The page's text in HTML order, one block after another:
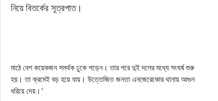
নিয়ে বিতর্কের সূত্রপাত।
মাঠে বেশ কয়েকজন সমর্থক ঢুকে পড়েন। তার পরে দুই দলের মধ্যে সংঘর্ষ শুরু
হয়। তা ক্রমেই বড় হয়ে যায়। উত্তেজিত জনতা এনজেরেকোর থানায় আগুন
ধরিয়ে দেয়।’